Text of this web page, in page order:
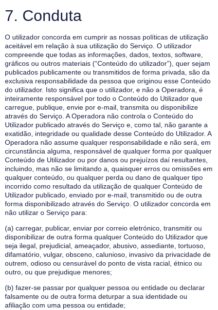
7. Conduta
O utilizador concorda em cumprir as nossas políticas de utilização
aceitável em relação à sua utilização do Serviço. O utilizador
compreende que todas as informações, dados, textos, software,
gráficos ou outros materiais (“Conteúdo do utilizador”), quer sejam
publicados publicamente ou transmitidos de forma privada, são da
exclusiva responsabilidade da pessoa que originou esse Conteúdo
do utilizador. Isto significa que o utilizador, e não a Operadora, é
inteiramente responsável por todo o Conteúdo do Utilizador que
carregue, publique, envie por e-mail, transmita ou disponibilize
através do Serviço. A Operadora não controla o Conteúdo do
Utilizador publicado através do Serviço e, como tal, não garante a
exatidão, integridade ou qualidade desse Conteúdo do Utilizador. A
Operadora não assume qualquer responsabilidade e não será, em
circunstância alguma, responsável de qualquer forma por qualquer
Conteúdo de Utilizador ou por danos ou prejuízos daí resultantes,
incluindo, mas não se limitando a, quaisquer erros ou omissões em
qualquer conteúdo, ou qualquer perda ou dano de qualquer tipo
incorrido como resultado da utilização de qualquer Conteúdo de
Utilizador publicado, enviado por e-mail, transmitido ou de outra
forma disponibilizado através do Serviço. O utilizador concorda em
não utilizar o Serviço para:
(a) carregar, publicar, enviar por correio eletrónico, transmitir ou
disponibilizar de outra forma qualquer Conteúdo do Utilizador que
seja ilegal, prejudicial, ameaçador, abusivo, assediante, tortuoso,
difamatório, vulgar, obsceno, calunioso, invasivo da privacidade de
outrem, odioso ou censurável do ponto de vista racial, étnico ou
outro, ou que prejudique menores;
(b) fazer-se passar por qualquer pessoa ou entidade ou declarar
falsamente ou de outra forma deturpar a sua identidade ou
afiliação com uma pessoa ou entidade;